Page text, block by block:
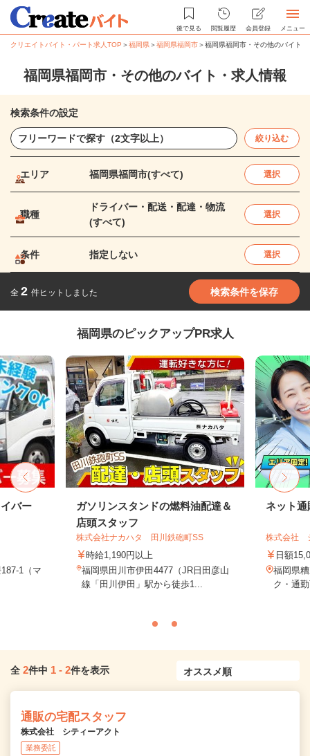
後で見る 閲覧履歴 会員登録 メニュー
クリエイトバイト・パート求人TOP ＞福岡県＞福岡県福岡市＞福岡県福岡市・その他のバイト
福岡県福岡市・その他のバイト・求人情報
検索条件の設定
絞り込む
エリア 福岡県福岡市(すべて) 選択
職種
ドライバー・配送・配達・物流
(すべて)
選択
条件 指定しない 選択
全 2 件ヒットしました 検索条件を保存
福岡県のピックアップPR求人
バー
1（マ
ガソリンスタンドの燃料油配達＆
店頭スタッフ
株式会社ナカハタ 田川鉄砲町SS
時給1,190円以上
福岡県田川市伊田4477（JR日田彦山
線「田川伊田」駅から徒歩1...
ネット通
株式会社
日額
福岡県
ク・通
全 2件中 1 - 2件を表示
通販の宅配スタッフ
株式会社 シティーアクト
業務委託